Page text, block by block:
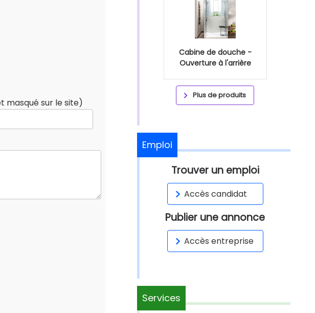
masqué sur le site)
Cabine de douche -
Ouverture à l'arrière
Plus de produits
Emploi
Trouver un emploi
Accès candidat
Publier une annonce
Accès entreprise
Services